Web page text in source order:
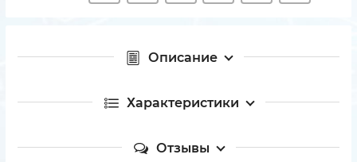
Описание
Характеристики
Отзывы